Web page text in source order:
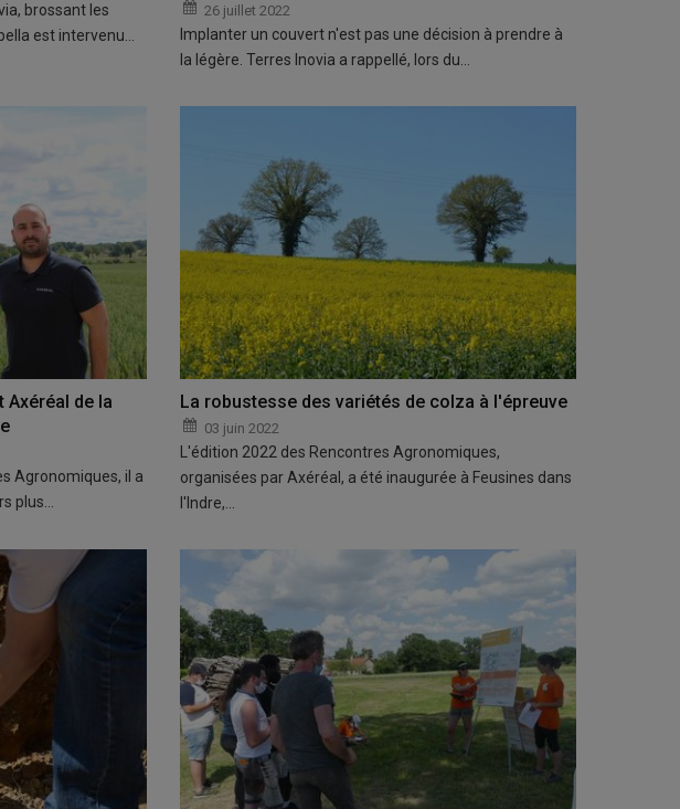
brossant les
est intervenu…
26 juillet 2022
Implanter un couvert n'est pas une décision à prendre à
la légère. Terres Inovia a rappellé, lors du…
Axéréal de la
Agronomiques, il a
plus…
La robustesse des variétés de colza à l'épreuve
03 juin 2022
L'édition 2022 des Rencontres Agronomiques,
organisées par Axéréal, a été inaugurée à Feusines dans
l'Indre,…